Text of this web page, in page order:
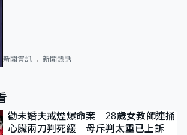
新聞資訊 新聞熱話
勸未婚夫戒煙爆命案 28歲女教師連捅
心臟兩刀判死緩 母斥判太重已上訴